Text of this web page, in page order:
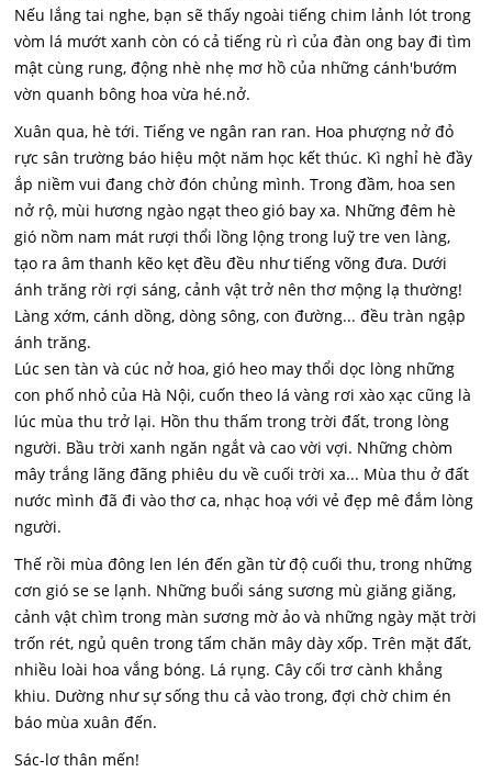
Nếu lắng tai nghe, bạn sẽ thấy ngoài tiếng chim lảnh lót trong
vòm lá mướt xanh còn có cả tiếng rù rì của đàn ong bay đi tìm
mật cùng rung, động nhè nhẹ mơ hồ của những cánh'bướm
vờn quanh bông hoa vừa hé.nở.
Xuân qua, hè tới. Tiếng ve ngân ran ran. Hoa phượng nở đỏ
rực sân trường báo hiệu một năm học kết thúc. Kì nghỉ hè đầy
ắp niềm vui đang chờ đón chủng mình. Trong đầm, hoa sen
nở rộ, mùi hương ngào ngạt theo gió bay xa. Những đêm hè
gió nồm nam mát rượi thổi lồng lộng trong luỹ tre ven làng,
tạo ra âm thanh kẽo kẹt đều đều như tiếng võng đưa. Dưới
ánh trăng rời rợi sáng, cảnh vật trở nên thơ mộng lạ thường!
Làng xớm, cánh dồng, dòng sông, con đường... đều tràn ngập
ánh trăng.
Lúc sen tàn và cúc nở hoa, gió heo may thổi dọc lòng những
con phố nhỏ của Hà Nội, cuốn theo lá vàng rơi xào xạc cũng là
lúc mùa thu trở lại. Hồn thu thấm trong trời đất, trong lòng
người. Bầu trời xanh ngăn ngắt và cao vời vợi. Những chòm
mây trắng lãng đãng phiêu du về cuối trời xa... Mùa thu ở đất
nước mình đã đi vào thơ ca, nhạc hoạ với vẻ đẹp mê đắm lòng
người.
Thế rồi mùa đông len lén đến gần từ độ cuối thu, trong những
cơn gió se se lạnh. Những buổi sáng sương mù giăng giăng,
cảnh vật chìm trong màn sương mờ ảo và những ngày mặt trời
trốn rét, ngủ quên trong tấm chăn mây dày xốp. Trên mặt đất,
nhiều loài hoa vắng bóng. Lá rụng. Cây cối trơ cành khẳng
khiu. Dường như sự sống thu cả vào trong, đợi chờ chim én
báo mùa xuân đến.
Sác-lơ thân mến!